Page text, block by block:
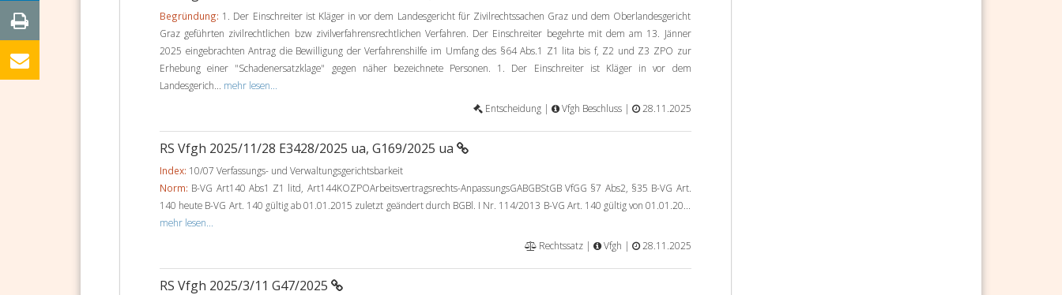
Begründung: 1. Der Einschreiter ist Kläger in vor dem Landesgericht für Zivilrechtssachen Graz und dem Oberlandesgericht
Graz geführten zivilrechtlichen bzw zivilverfahrensrechtlichen Verfahren. Der Einschreiter begehrte mit dem am 13. Jänner
2025 eingebrachten Antrag die Bewilligung der Verfahrenshilfe im Umfang des §64 Abs.1 Z1 lita bis f, Z2 und Z3 ZPO zur
Erhebung einer "Schadenersatzklage" gegen näher bezeichnete Personen. 1. Der Einschreiter ist Kläger in vor dem
Landesgerich... mehr lesen...
Entscheidung |
Vfgh Beschluss | 28.11.2025
RS Vfgh 2025/11/28 E3428/2025 ua, G169/2025 ua
Index: 10/07 Verfassungs- und Verwaltungsgerichtsbarkeit
Norm: B-VG Art140 Abs1 Z1 litd, Art144KOZPOArbeitsvertragsrechts-AnpassungsGABGBStGB VfGG §7 Abs2, §35 B-VG Art.
140 heute B-VG Art. 140 gültig ab 01.01.2015 zuletzt geändert durch BGBl. I Nr. 114/2013 B-VG Art. 140 gültig von 01.01.20...
mehr lesen...
Rechtssatz |
Vfgh | 28.11.2025
RS Vfgh 2025/3/11 G47/2025